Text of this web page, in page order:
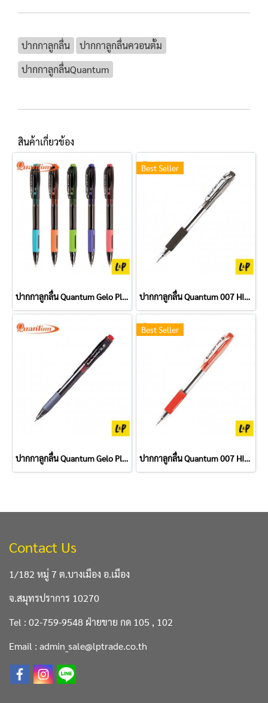
ปากกาลูกลื่น
ปากกาลูกลื่นควอนตั้ม
ปากกาลูกลื่นQuantum
สินค้าเกี่ยวข้อง
ปากกาลูกลื่น Quantum Gelo Plus X5 0.5 มม. สีน้ำเงิน
Best Seller
ปากกาลูกลื่น Quantum 007 HIT 0.7 มม. สีดำ
ปากกาลูกลื่น Quantum Gelo Plus X5 0.5 มม. สีแดง
Best Seller
ปากกาลูกลื่น Quantum 007 HIT 0.7 มม. สีแดง
Contact Us
1/182 หมู่ 7 ต.บางเมือง อ.เมือง
จ.สมุทรปราการ 10270
Tel : 02-759-9548 ฝ่ายขาย กด 105 , 102
Email : admin_sale@lptrade.co.th